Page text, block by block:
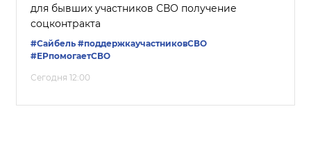
для бывших участников СВО получение
соцконтракта
#Сайбель #поддержкаучастниковСВО
#ЕРпомогаетСВО
Сегодня 12:00